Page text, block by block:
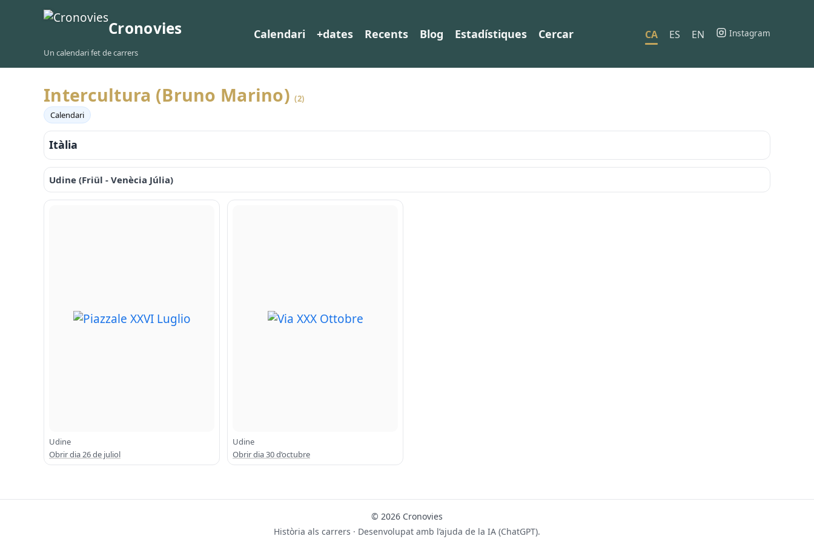
Cronovies
Un calendari fet de carrers
Calendari +dates Recents Blog Estadístiques Cercar CA ES EN Instagram
Intercultura (Bruno Marino)(2)
Calendari
Itàlia
Udine (Friül - Venècia Júlia)
Udine
Obrir dia 26 de juliol
Udine
Obrir dia 30 d’octubre
© 2026 Cronovies
Història als carrers · Desenvolupat amb l’ajuda de la IA (ChatGPT).